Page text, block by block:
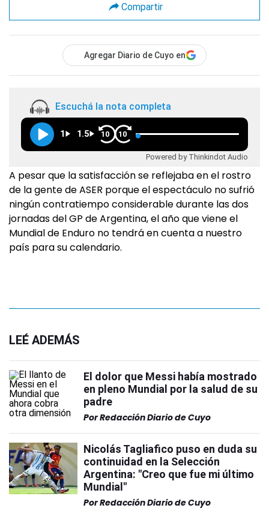
Compartir
Agregar Diario de Cuyo en
Escuchá la nota completa
1 1.5 10 10
Powered by Thinkindot Audio
A pesar que la satisfacción se reflejaba en el rostro
de la gente de ASER porque el espectáculo no sufrió
ningún contratiempo considerable durante las dos
jornadas del GP de Argentina, el año que viene el
Mundial de Enduro no tendrá en cuenta a nuestro
país para su calendario.
LEÉ ADEMÁS
El dolor que Messi había mostrado
en pleno Mundial por la salud de su
padre
PorRedacción Diario de Cuyo
Nicolás Tagliafico puso en duda su
continuidad en la Selección
Argentina: "Creo que fue mi último
Mundial"
PorRedacción Diario de Cuyo